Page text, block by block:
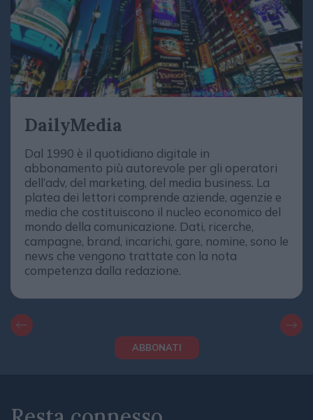
DailyMedia
Dal 1990 è il quotidiano digitale in
abbonamento più autorevole per gli operatori
dell’adv, del marketing, del media business. La
platea dei lettori comprende aziende, agenzie e
media che costituiscono il nucleo economico del
mondo della comunicazione. Dati, ricerche,
campagne, brand, incarichi, gare, nomine, sono le
news che vengono trattate con la nota
competenza dalla redazione.
ABBONATI